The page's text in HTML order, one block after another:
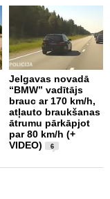
Jelgavas novadā
“BMW” vadītājs
brauc ar 170 km/h,
atļauto braukšanas
ātrumu pārkāpjot
par 80 km/h (+
VIDEO)
6